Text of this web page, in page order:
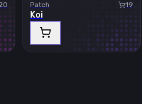
Patch 19
Koi